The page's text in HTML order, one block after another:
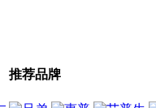
推荐品牌